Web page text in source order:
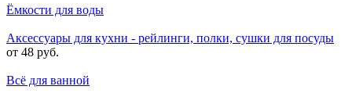
Ёмкости для воды
Аксессуары для кухни - рейлинги, полки, сушки для посуды
от 48 руб.
Всё для ванной